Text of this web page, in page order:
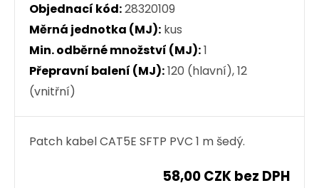
Objednací kód:28320109
Měrná jednotka (MJ): kus
Min. odběrné množství (MJ):1
Přepravní balení (MJ):120 (hlavní), 12
(vnitřní)
Patch kabel CAT5E SFTP PVC 1 m šedý.
58,00 CZK bez DPH